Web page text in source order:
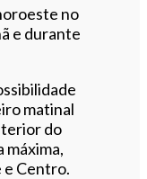
no
e durante
matinal
do
Centro.